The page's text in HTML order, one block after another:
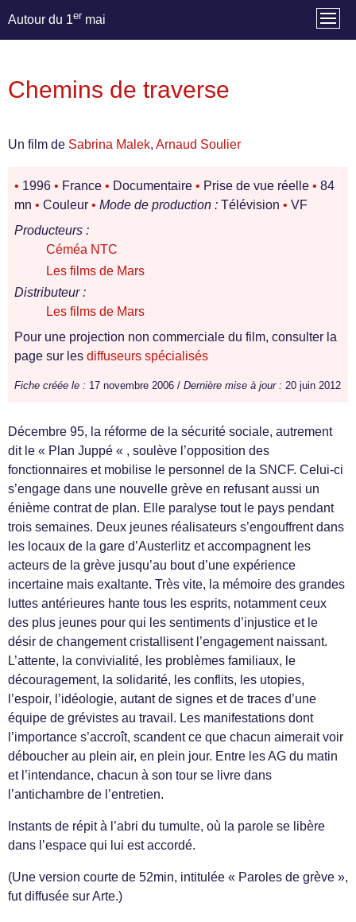
Autour du 1er mai
Chemins de traverse
Un film de Sabrina Malek, Arnaud Soulier
• 1996 • France • Documentaire • Prise de vue réelle • 84
mn • Couleur • Mode de production : Télévision • VF
Producteurs :
Céméa NTC
Les films de Mars
Distributeur :
Les films de Mars
Pour une projection non commerciale du film, consulter la
page sur les diffuseurs spécialisés
Fiche créée le : 17 novembre 2006 / Dernière mise à jour : 20 juin 2012
Décembre 95, la réforme de la sécurité sociale, autrement
dit le « Plan Juppé « , soulève l’opposition des
fonctionnaires et mobilise le personnel de la SNCF. Celui-ci
s’engage dans une nouvelle grève en refusant aussi un
énième contrat de plan. Elle paralyse tout le pays pendant
trois semaines. Deux jeunes réalisateurs s’engouffrent dans
les locaux de la gare d’Austerlitz et accompagnent les
acteurs de la grève jusqu’au bout d’une expérience
incertaine mais exaltante. Très vite, la mémoire des grandes
luttes antérieures hante tous les esprits, notamment ceux
des plus jeunes pour qui les sentiments d’injustice et le
désir de changement cristallisent l’engagement naissant.
L’attente, la convivialité, les problèmes familiaux, le
découragement, la solidarité, les conflits, les utopies,
l’espoir, l’idéologie, autant de signes et de traces d’une
équipe de grévistes au travail. Les manifestations dont
l’importance s’accroît, scandent ce que chacun aimerait voir
déboucher au plein air, en plein jour. Entre les AG du matin
et l’intendance, chacun à son tour se livre dans
l’antichambre de l’entretien.
Instants de répit à l’abri du tumulte, où la parole se libère
dans l’espace qui lui est accordé.
(Une version courte de 52min, intitulée « Paroles de grève »,
fut diffusée sur Arte.)